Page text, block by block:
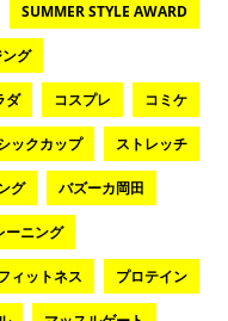
SUMMER STYLE AWARD
グ
ダ コスプレ コミケ
ックカップ ストレッチ
グ バズーカ岡田
ーニング
ィットネス プロテイン